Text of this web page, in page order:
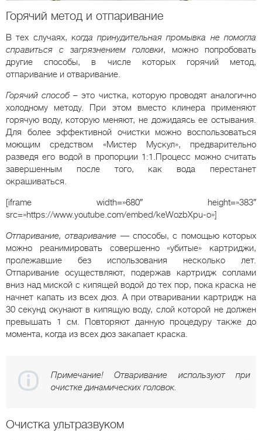
Горячий метод и отпаривание
В тех случаях, когда принудительная промывка не помогла
справиться с загрязнением головки, можно попробовать
другие способы, в числе которых горячий метод,
отпаривание и отваривание.
Горячий способ– это чистка, которую проводят аналогично
холодному методу. При этом вместо клинера применяют
горячую воду, которую меняют, не дожидаясь ее остывания.
Для более эффективной очистки можно воспользоваться
моющим средством «Мистер Мускул», предварительно
разведя его водой в пропорции 1:1.Процесс можно считать
завершенным после того, как вода перестанет
окрашиваться.
[iframe width=»680″ height=»383″
src=»https://www.youtube.com/embed/keWozbXpu-o»]
Отпаривание, отваривание — способы, с помощью которых
можно реанимировать совершенно «убитые» картриджи,
пролежавшие без использования несколько лет.
Отпаривание осуществляют, подержав картридж соплами
вниз над миской с кипящей водой до тех пор, пока краска не
начнет капать из всех дюз. А при отваривании картридж на
30 секунд окунают в кипящую воду, слой которой не должен
превышать 1 см. Повторяют данную процедуру также до
момента, когда из всех дюз закапает краска.
Примечание! Отваривание используют при
очистке динамических головок.
Очистка ультразвуком